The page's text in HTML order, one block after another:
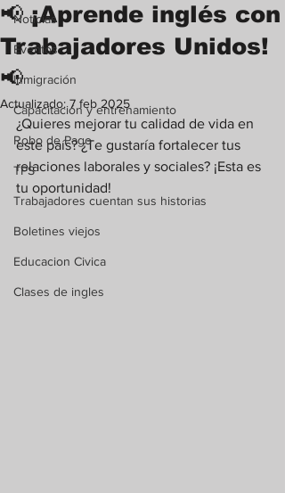
Noticias
Eventos
Inmigración
Capacitación y entrenamiento
Robo de Pago
TPS
Trabajadores cuentan sus historias
Boletines viejos
Educacion Civica
Clases de ingles
📢 ¡Aprende inglés con
Trabajadores Unidos!
📢
Actualizado:7 feb 2025
¿Quieres mejorar tu calidad de vida en
este país? ¿Te gustaría fortalecer tus
relaciones laborales y sociales? ¡Esta es
tu oportunidad!